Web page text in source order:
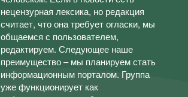
нецензурная лексика, но редакция
считает, что она требует огласки, мы
общаемся с пользователем,
редактируем. Следующее наше
преимущество – мы планируем стать
информационным порталом. Группа
уже функционирует как